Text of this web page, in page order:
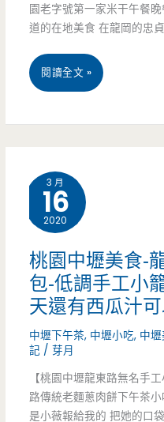
東
北
中
壢，
麵
條
Q
好
吃，
水
園老字號第一家米干午餐
道的在地美食 在龍岡的忠
桃
美
食-
禧
年
米
干-
忠
貞
閱讀全文 »
3 月
16
2020
桃園中壢美食-
包-低調手工小
天還有西瓜汁
中壢下午茶, 中壢小吃, 中
記 /芽月
【桃園中壢龍東路無名手
路傳統老麵蔥肉餅下午茶
是小薇報給我的 把她的口